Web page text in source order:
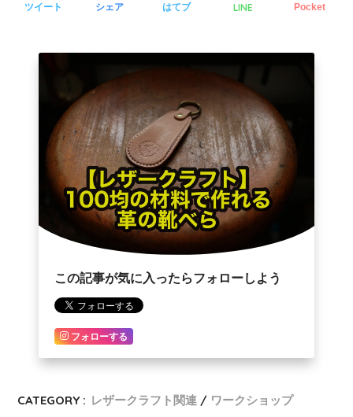
ツイート シェア はてブ LINE Pocket
この記事が気に入ったらフォローしよう
フォローする
CATEGORY : レザークラフト関連
ワークショップ